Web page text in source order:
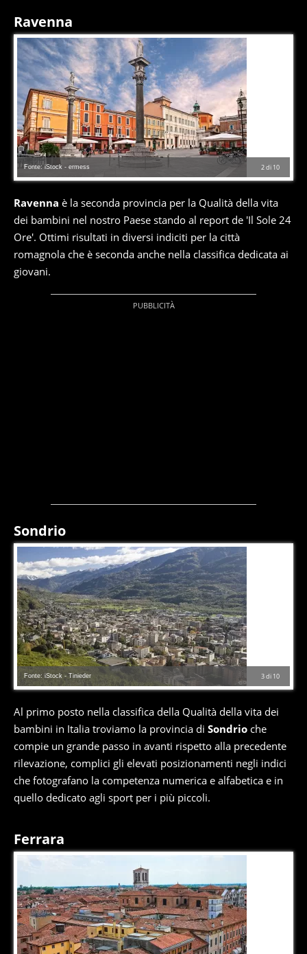
Ravenna
2di 10
Fonte: iStock - ermess
Ravenna è la seconda provincia per la Qualità della vita
dei bambini nel nostro Paese stando al report de 'Il Sole 24
Ore'. Ottimi risultati in diversi indiciti per la città
romagnola che è seconda anche nella classifica dedicata ai
giovani.
Sondrio
3di 10
Fonte: iStock - Tinieder
Al primo posto nella classifica della Qualità della vita dei
bambini in Italia troviamo la provincia di Sondrio che
compie un grande passo in avanti rispetto alla precedente
rilevazione, complici gli elevati posizionamenti negli indici
che fotografano la competenza numerica e alfabetica e in
quello dedicato agli sport per i più piccoli.
Ferrara